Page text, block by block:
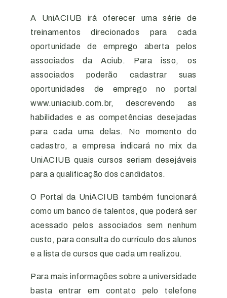
A UniACIUB irá oferecer uma série de
treinamentos direcionados para cada
oportunidade de emprego aberta pelos
associados da Aciub. Para isso, os
associados poderão cadastrar suas
oportunidades de emprego no portal
www.uniaciub.com.br, descrevendo as
habilidades e as competências desejadas
para cada uma delas. No momento do
cadastro, a empresa indicará no mix da
UniACIUB quais cursos seriam desejáveis
para a qualificação dos candidatos.
O Portal da UniACIUB também funcionará
como um banco de talentos, que poderá ser
acessado pelos associados sem nenhum
custo, para consulta do currículo dos alunos
e a lista de cursos que cada um realizou.
Para mais informações sobre a universidade
basta entrar em contato pelo telefone